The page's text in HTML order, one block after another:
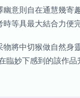
意則自在通慧幾
等具最大結合力
將中切猴做自然
臨妙下感到的該作